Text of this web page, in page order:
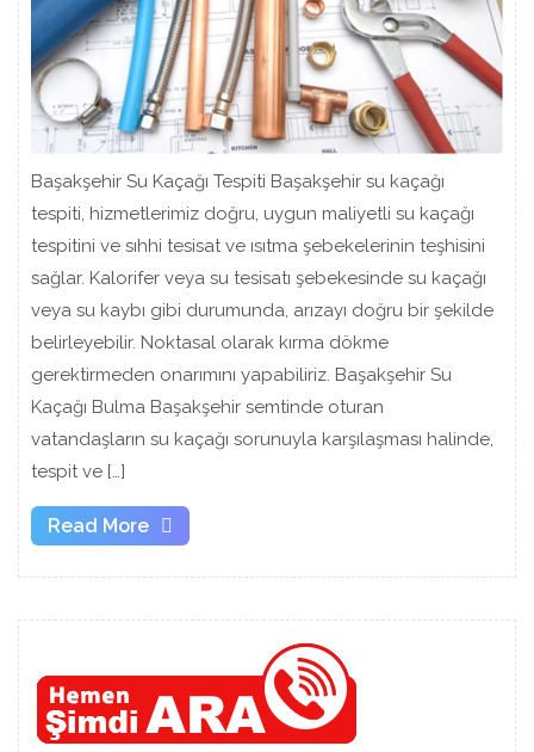
Başakşehir Su Kaçağı Tespiti Başakşehir su kaçağı
tespiti, hizmetlerimiz doğru, uygun maliyetli su kaçağı
tespitini ve sıhhi tesisat ve ısıtma şebekelerinin teşhisini
sağlar. Kalorifer veya su tesisatı şebekesinde su kaçağı
veya su kaybı gibi durumunda, arızayı doğru bir şekilde
belirleyebilir. Noktasal olarak kırma dökme
gerektirmeden onarımını yapabiliriz. Başakşehir Su
Kaçağı Bulma Başakşehir semtinde oturan
vatandaşların su kaçağı sorunuyla karşılaşması halinde,
tespit ve […]
Read More